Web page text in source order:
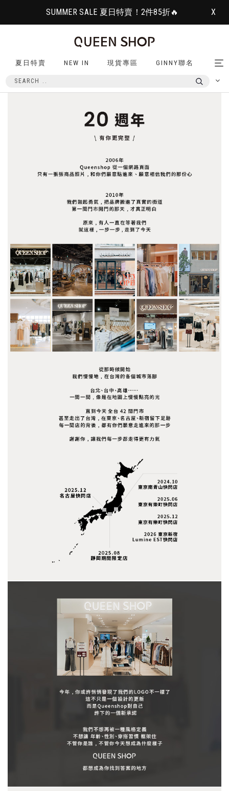
SUMMER SALE 夏日特賣！2件85折🔥 X
夏日特賣 NEW IN 現貨專區 GINNY聯名